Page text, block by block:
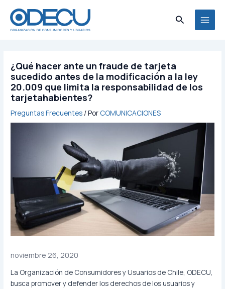
contenido
Buscar
¿Qué hacer ante un fraude de tarjeta
sucedido antes de la modificación a la ley
20.009 que limita la responsabilidad de los
tarjetahabientes?
Preguntas Frecuentes / Por COMUNICACIONES
noviembre 26, 2020
La Organización de Consumidores y Usuarios de Chile, ODECU,
busca promover y defender los derechos de los usuarios y